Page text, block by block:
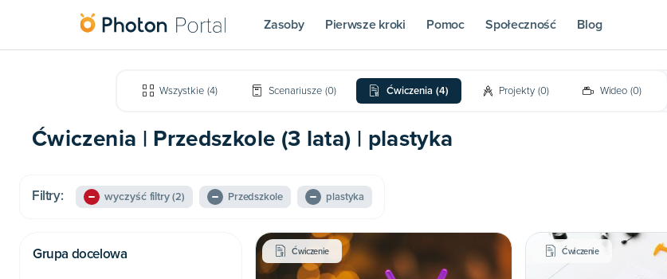
Zasoby Pierwsze kroki Pomoc Społeczność Blog
Wszystkie (4) Scenariusze (0) Ćwiczenia (4) Projekty (0) Wideo (0)
Ćwiczenia | Przedszkole (3 lata) | plastyka
Filtry: wyczyść filtry(2) Przedszkole plastyka
Grupa docelowa Ćwiczenie Ćwiczenie